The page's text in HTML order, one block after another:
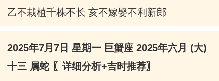
乙不栽植千株不长 亥不嫁娶不利新郎
2025年7月7日 星期一 巨蟹座 2025年六月 (大)
十三 属蛇 〖详细分析+吉时推荐〗